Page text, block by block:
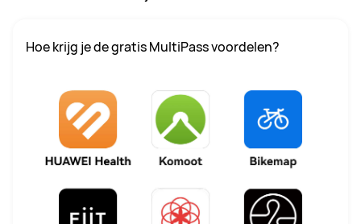
Hoe krijg je de gratis MultiPass voordelen?